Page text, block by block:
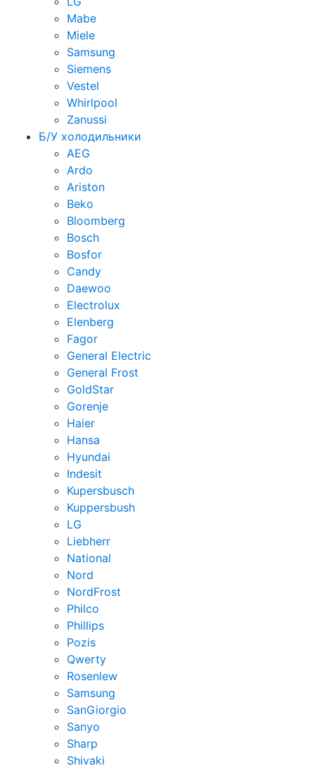
Mabe
Miele
Samsung
Siemens
Vestel
Whirlpool
Zanussi
Б/У холодильники
AEG
Ardo
Ariston
Beko
Bloomberg
Bosch
Bosfor
Candy
Daewoo
Electrolux
Elenberg
Fagor
General Electric
General Frost
GoldStar
Gorenje
Haier
Hansa
Hyundai
Indesit
Kupersbusch
Kuppersbush
LG
Liebherr
National
Nord
NordFrost
Philco
Phillips
Pozis
Qwerty
Rosenlew
Samsung
SanGiorgio
Sanyo
Sharp
Shivaki